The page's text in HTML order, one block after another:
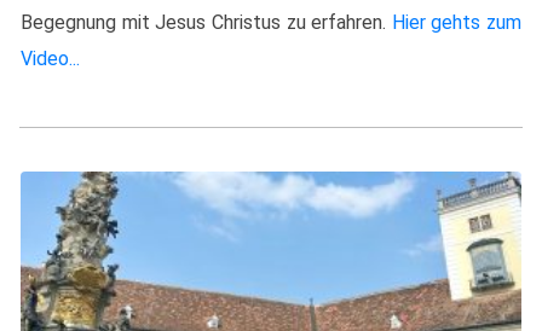
Begegnung mit Jesus Christus zu erfahren. Hier gehts zum
Video...